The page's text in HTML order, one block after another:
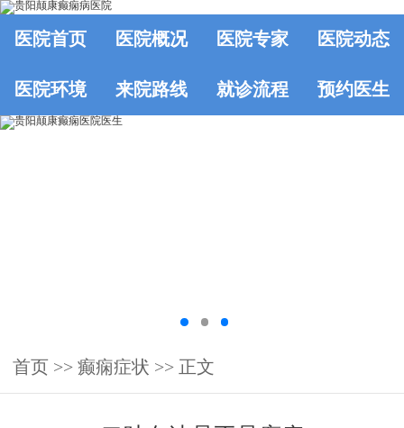
医院首页 医院概况 医院专家 医院动态
医院环境 来院路线 就诊流程 预约医生
首页 >> 癫痫症状 >> 正文